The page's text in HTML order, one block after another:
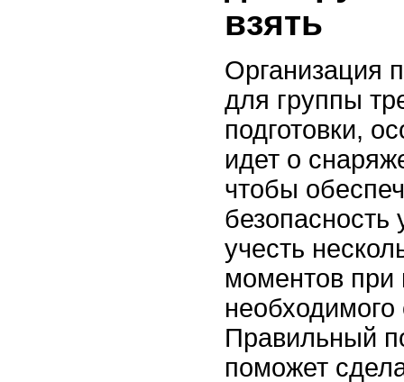
взять
Организация
для группы
подготовки,
идет о
чтобы
безопасность
учесть
моментов при
Правильный
поможет